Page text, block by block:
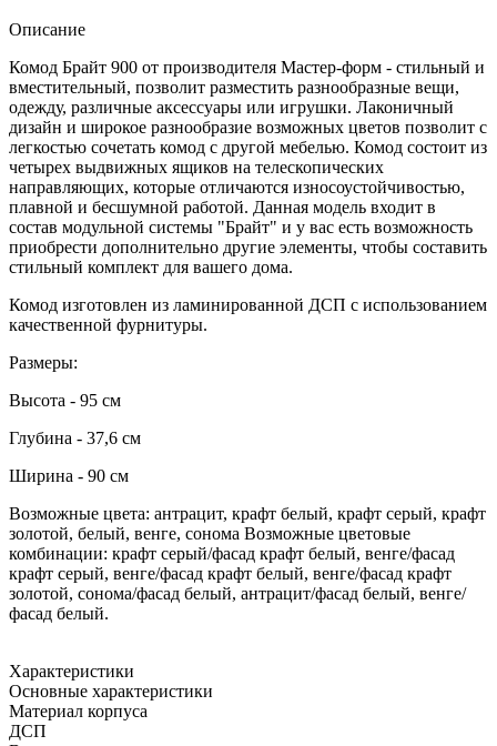
Описание
Комод Брайт 900 от производителя Мастер-форм - стильный и
вместительный, позволит разместить разнообразные вещи,
одежду, различные аксессуары или игрушки. Лаконичный
дизайн и широкое разнообразие возможных цветов позволит с
легкостью сочетать комод с другой мебелью. Комод состоит из
четырех выдвижных ящиков на телескопических
направляющих, которые отличаются износоустойчивостью,
плавной и бесшумной работой. Данная модель входит в
состав модульной системы "Брайт" и у вас есть возможность
приобрести дополнительно другие элементы, чтобы составить
стильный комплект для вашего дома.
Комод изготовлен из ламинированной ДСП с использованием
качественной фурнитуры.
Размеры:
Высота - 95 см
Глубина - 37,6 см
Ширина - 90 см
Возможные цвета: антрацит, крафт белый, крафт серый, крафт
золотой, белый, венге, сонома Возможные цветовые
комбинации: крафт серый/фасад крафт белый, венге/фасад
крафт серый, венге/фасад крафт белый, венге/фасад крафт
золотой, сонома/фасад белый, антрацит/фасад белый, венге/
фасад белый.
Характеристики
Основные характеристики
Материал корпуса
ДСП